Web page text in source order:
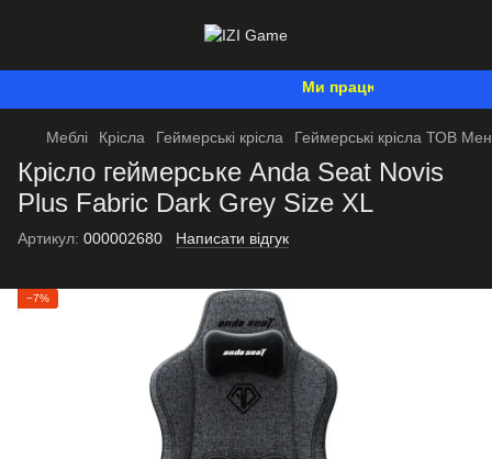
Ми працюємо. Все буде
Меблі Крісла Геймерські крісла Геймерські крісла ТОВ
Крісло геймерське Anda Seat Novis
Plus Fabric Dark Grey Size XL
Артикул: 000002680 Написати відгук
−7%